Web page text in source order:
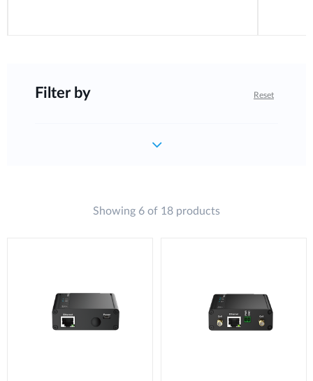
Filter by Reset
Showing 6 of 18 products